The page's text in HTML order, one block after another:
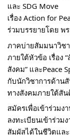
และ SDG Move
เรื่อง Action for
ร่วมบรรยายโดย พ
ภาคบ่ายสัมมนาวิช
ภายใต้หัวข้อ เรื่อง
สังคม” และPeace
กับนักวิชาการด้าน
ทางสังคมภายใต้สั
สมัครเพื่อเข้าร่วมง
ลงทะเบียนเข้าร่ว
สัมผัสได้ในชีวิตแล